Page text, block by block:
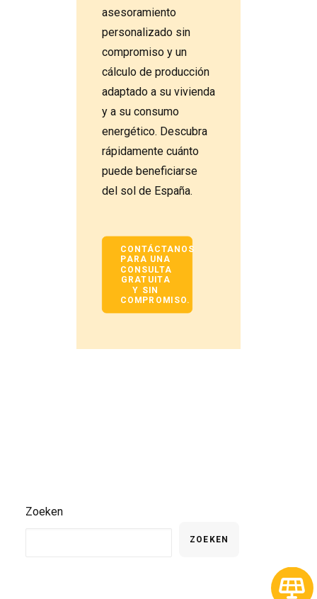
asesoramiento
personalizado sin
compromiso y un
cálculo de producción
adaptado a su vivienda
y a su consumo
energético. Descubra
rápidamente cuánto
puede beneficiarse
del sol de España.
CONTÁCTANOS
PARA UNA
CONSULTA
GRATUITA
Y SIN
COMPROMISO.
Zoeken
ZOEKEN